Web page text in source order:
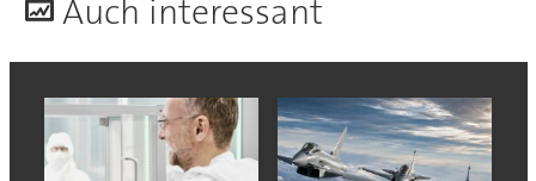
Auch interessant